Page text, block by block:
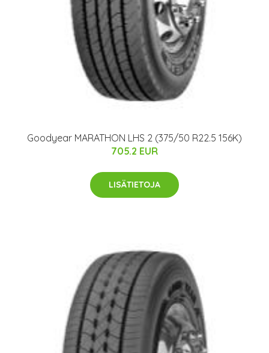
Goodyear MARATHON LHS 2 (375/50 R22.5 156K)
705.2 EUR
LISÄTIETOJA